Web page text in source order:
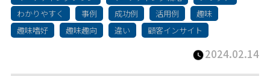
わかりやすく
事例 成功例 活用例
趣味
趣味嗜好
趣味趣向 違い 顧客インサイト
2024.02.14